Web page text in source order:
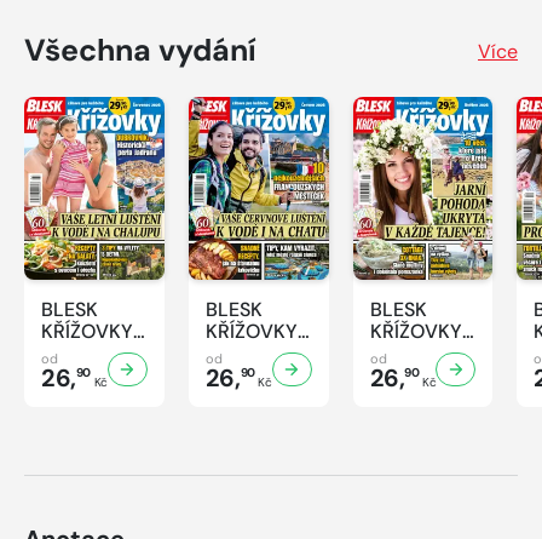
Všechna vydání Více
BLESK
KŘÍŽOVKY
- 7/2026
od
26,90
Kč
BLESK
KŘÍŽOVKY
- 6/2026
od
26,90
Kč
BLESK
KŘÍŽOVKY
- 5/2026
od
26,90
Kč